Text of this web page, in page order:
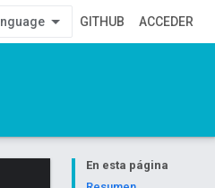
GITHUB ACCEDER
En esta página